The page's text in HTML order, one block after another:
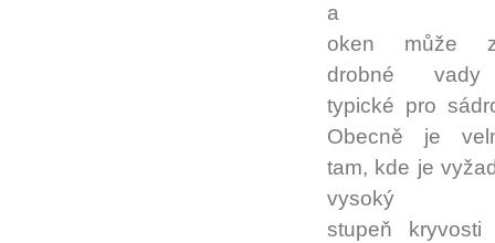
a
oken může
drobné vady
typické pro
Obecně je
tam, kde je
vysoký
stupeň